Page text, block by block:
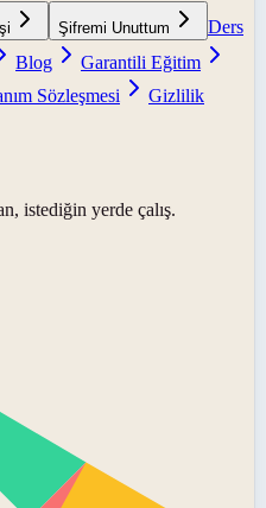
Şifremi Unuttum
Ders
Blog
Garantili Eğitim
Sözleşmesi
Gizlilik
istediğin yerde çalış.